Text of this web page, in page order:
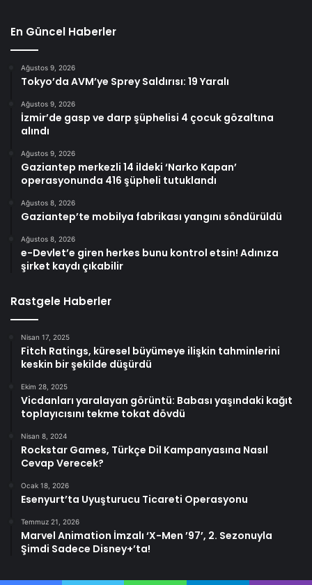
En Güncel Haberler
Ağustos 9, 2026
Tokyo’da AVM’ye Sprey Saldırısı: 19 Yaralı
Ağustos 9, 2026
İzmir’de gasp ve darp şüphelisi 4 çocuk gözaltına
alındı
Ağustos 9, 2026
Gaziantep merkezli 14 ildeki ‘Narko Kapan’
operasyonunda 416 şüpheli tutuklandı
Ağustos 8, 2026
Gaziantep’te mobilya fabrikası yangını söndürüldü
Ağustos 8, 2026
e-Devlet’e giren herkes bunu kontrol etsin! Adınıza
şirket kaydı çıkabilir
Rastgele Haberler
Nisan 17, 2025
Fitch Ratings, küresel büyümeye ilişkin tahminlerini
keskin bir şekilde düşürdü
Ekim 28, 2025
Vicdanları yaralayan görüntü: Babası yaşındaki kağıt
toplayıcısını tekme tokat dövdü
Nisan 8, 2024
Rockstar Games, Türkçe Dil Kampanyasına Nasıl
Cevap Verecek?
Ocak 18, 2026
Esenyurt’ta Uyuşturucu Ticareti Operasyonu
Temmuz 21, 2026
Marvel Animation İmzalı ‘X-Men ’97’, 2. Sezonuyla
Şimdi Sadece Disney+’ta!